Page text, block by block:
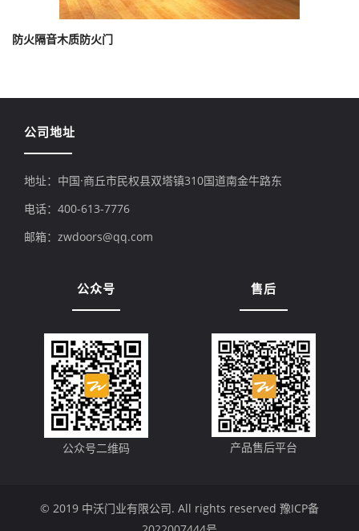
防火隔音木质防火门
公司地址
地址：中国·商丘市民权县双塔镇310国道南金牛路东
电话：400-613-7776
邮箱：zwdoors@qq.com
公众号
公众号二维码
售后
产品售后平台
© 2019 中沃门业有限公司. All rights reserved 豫ICP备